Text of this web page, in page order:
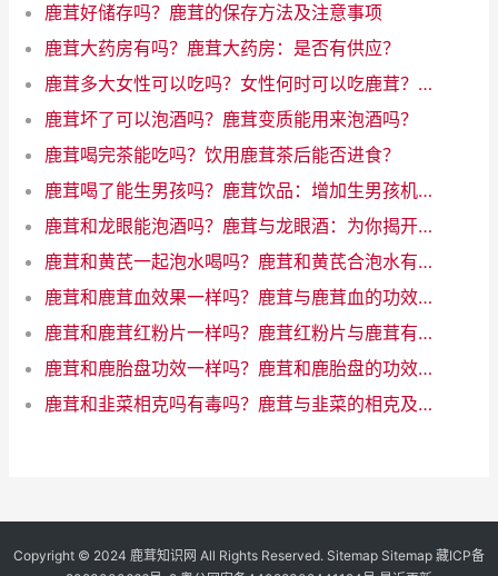
鹿茸好储存吗？鹿茸的保存方法及注意事项
鹿茸大药房有吗？鹿茸大药房：是否有供应？
鹿茸多大女性可以吃吗？女性何时可以吃鹿茸？了解年龄限制
鹿茸坏了可以泡酒吗？鹿茸变质能用来泡酒吗？
鹿茸喝完茶能吃吗？饮用鹿茸茶后能否进食？
鹿茸喝了能生男孩吗？鹿茸饮品：增加生男孩机会的魔力饮料
鹿茸和龙眼能泡酒吗？鹿茸与龙眼酒：为你揭开神秘配对的奇迹！
鹿茸和黄芪一起泡水喝吗？鹿茸和黄芪合泡水有什么好处
鹿茸和鹿茸血效果一样吗？鹿茸与鹿茸血的功效一样吗？
鹿茸和鹿茸红粉片一样吗？鹿茸红粉片与鹿茸有何差异？
鹿茸和鹿胎盘功效一样吗？鹿茸和鹿胎盘的功效相似吗？
鹿茸和韭菜相克吗有毒吗？鹿茸与韭菜的相克及风险
Copyright © 2024 鹿茸知识网 All Rights Reserved. Sitemap Sitemap 藏ICP备